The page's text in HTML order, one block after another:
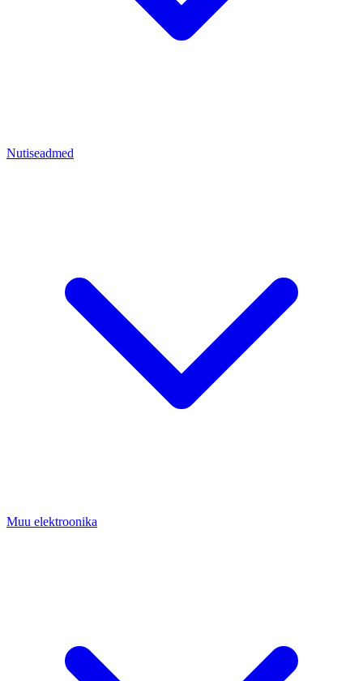
Nutiseadmed
Muu elektroonika